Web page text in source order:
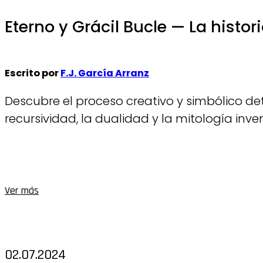
Eterno y Grácil Bucle — La
Escrito porF.J. García Arranz
Descubre el proceso creativo y simbólico
recursividad, la dualidad y la mitología
Ver más
02.07.2024